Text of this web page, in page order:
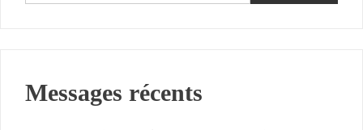
Messages récents